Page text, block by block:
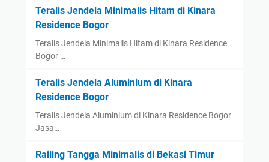
Teralis Jendela Minimalis Hitam di Kinara
Residence Bogor
Teralis Jendela Minimalis Hitam di Kinara Residence
Bogor …
Teralis Jendela Aluminium di Kinara
Residence Bogor
Teralis Jendela Aluminium di Kinara Residence Bogor
Jasa…
Railing Tangga Minimalis di Bekasi Timur